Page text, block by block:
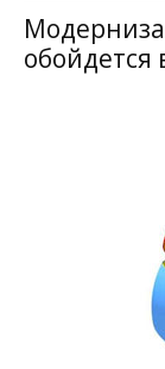
обойдется